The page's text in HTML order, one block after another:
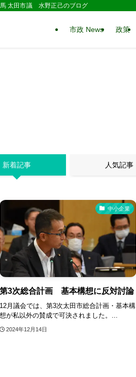
馬 太田市議 水野正己のブログ
市政 News 政策
新着記事 人気記事
中小企業
第3次総合計画 基本構想に反対討論
12月議会では、第3次太田市総合計画・基本構
想が私以外の賛成で可決されました。...
2024年12月14日